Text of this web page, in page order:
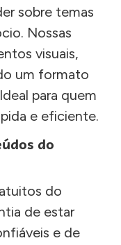
sobre temas
Nossas
visuais,
um formato
para quem
e eficiente.
do
do
de estar
e de